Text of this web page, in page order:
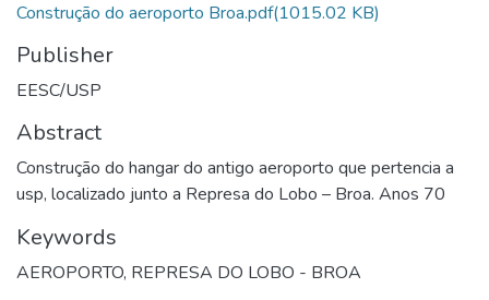
Construção do aeroporto Broa.pdf(1015.02 KB)
Publisher
EESC/USP
Abstract
Construção do hangar do antigo aeroporto que pertencia a
usp, localizado junto a Represa do Lobo – Broa. Anos 70
Keywords
AEROPORTO, REPRESA DO LOBO - BROA